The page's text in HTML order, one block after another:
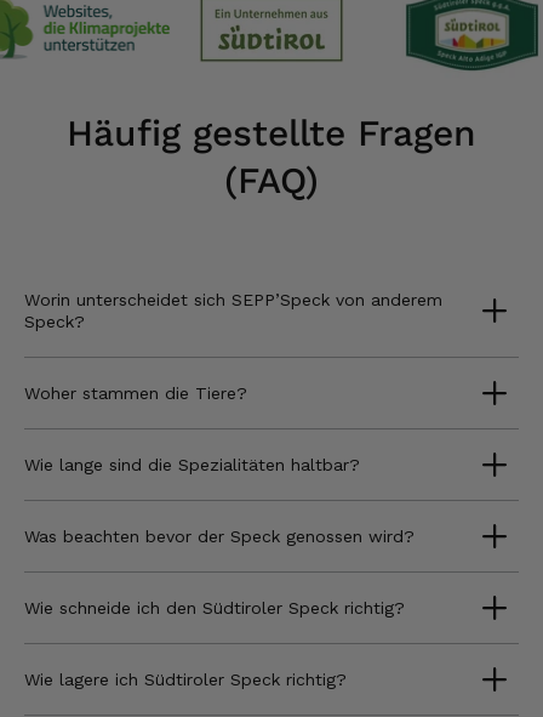
Häufig gestellte Fragen
(FAQ)
Worin unterscheidet sich SEPP’Speck von anderem
Speck?
Woher stammen die Tiere?
Wie lange sind die Spezialitäten haltbar?
Was beachten bevor der Speck genossen wird?
Wie schneide ich den Südtiroler Speck richtig?
Wie lagere ich Südtiroler Speck richtig?